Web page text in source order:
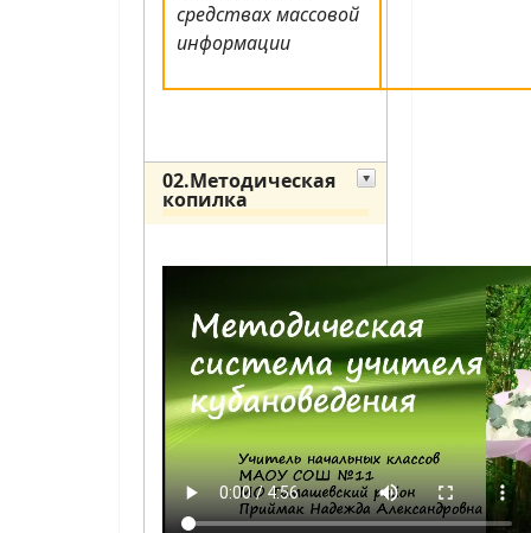
средствах массовой
информации
02.Методическая
копилка